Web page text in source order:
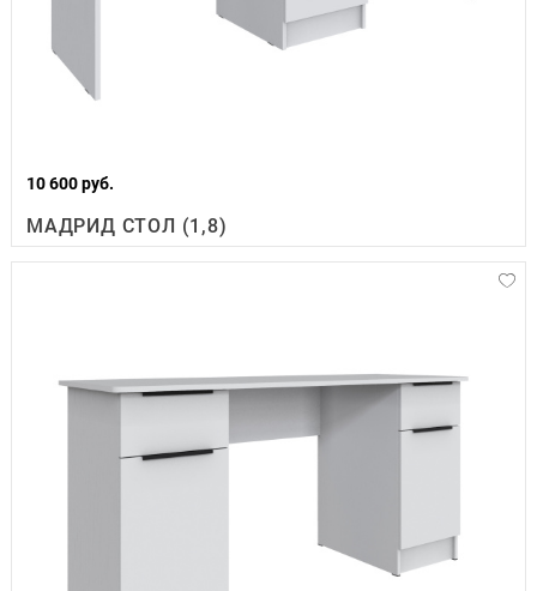
10 600 руб.
МАДРИД СТОЛ (1,8)